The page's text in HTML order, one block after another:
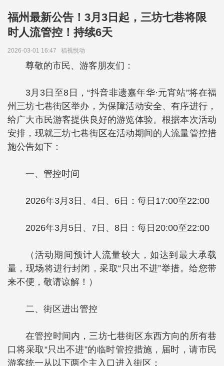
福州最新公告！3月3日起，三坊七巷将限
时人流管控！持续6天
2026-03-01 16:47 福视悦动
尊敬的市民、游客朋友们：
3月3日至8日，“抖音非遗嘉年华·元宵站”将在福
州三坊七巷街区举办，为保障活动安全、有序进行，
给广大市民游客提供良好的游览体验。根据本次活动
安排，现就三坊七巷街区在活动期间的人流量管控措
施公告如下：
一、管控时间
2026年3月3日、4日、6日：每日17:00至22:00
2026年3月5日、7日、8日：每日20:00至22:00
（活动期间预计人流量较大，如达到最大承载
量，现场将进行封闭，采取“只出不进”举措。给您带
来不便，敬请谅解！）
二、街区进出管控
在管控时间内，三坊七巷街区东西方向的所有巷
口将采取“只出不进”的临时管控措施，届时，请市民
游客统一从以下两个主入口进入街区：